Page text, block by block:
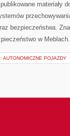
materiały
bezpieczeństwa.
w
AUTONOMICZNE POJAZDY